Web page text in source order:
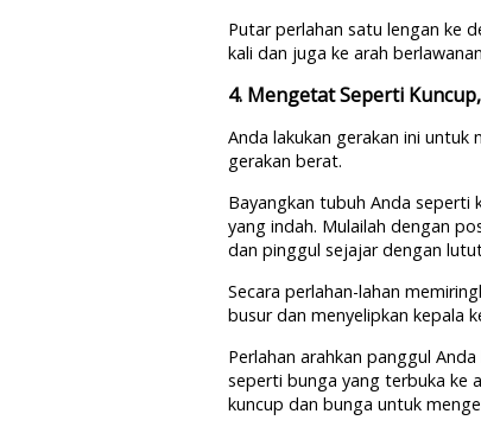
Putar perlahan satu lengan ke
kali dan juga ke arah
4. Mengetat Seperti
Anda lakukan gerakan ini
gerakan berat.
Bayangkan tubuh Anda seperti
yang indah. Mulailah dengan
dan pinggul sejajar dengan
Secara perlahan-lahan
busur dan menyelipkan kepala
Perlahan arahkan panggul
seperti bunga yang terbuka ke
kuncup dan bunga untuk